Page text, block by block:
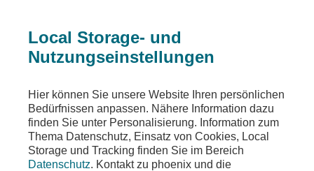
phoenix vor ort
u.a. Pressekonferenz mit u.a.
Bundesfamilienministerin Lisa Paus
Local Storage- und
Nutzungseinstellungen
Hier können Sie unsere Website Ihren persönlichen
Bedürfnissen anpassen. Nähere Information dazu
finden Sie unter Personalisierung. Information zum
Thema Datenschutz, Einsatz von Cookies, Local
Storage und Tracking finden Sie im Bereich
Datenschutz. Kontakt zu phoenix und die